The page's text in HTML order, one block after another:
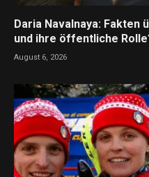
Daria Navalnaya: Fakten
und ihre öffentliche
August 6, 2026